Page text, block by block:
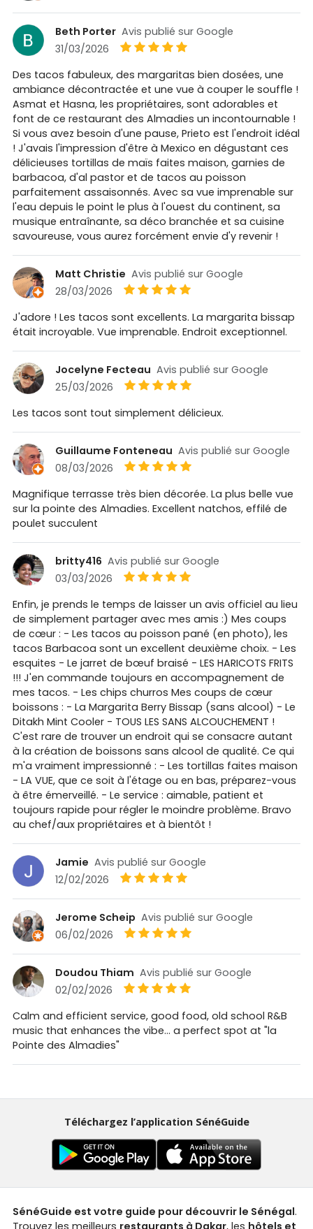
Beth Porter Avis publié sur Google
31/03/2026
Des tacos fabuleux, des margaritas bien dosées, une
ambiance décontractée et une vue à couper le souffle !
Asmat et Hasna, les propriétaires, sont adorables et
font de ce restaurant des Almadies un incontournable !
Si vous avez besoin d'une pause, Prieto est l'endroit idéal
! J'avais l'impression d'être à Mexico en dégustant ces
délicieuses tortillas de maïs faites maison, garnies de
barbacoa, d'al pastor et de tacos au poisson
parfaitement assaisonnés. Avec sa vue imprenable sur
l'eau depuis le point le plus à l'ouest du continent, sa
musique entraînante, sa déco branchée et sa cuisine
savoureuse, vous aurez forcément envie d'y revenir !
Matt Christie Avis publié sur Google
28/03/2026
J'adore ! Les tacos sont excellents. La margarita bissap
était incroyable. Vue imprenable. Endroit exceptionnel.
Jocelyne Fecteau Avis publié sur Google
25/03/2026
Les tacos sont tout simplement délicieux.
Guillaume Fonteneau Avis publié sur Google
08/03/2026
Magnifique terrasse très bien décorée. La plus belle vue
sur la pointe des Almadies. Excellent natchos, effilé de
poulet succulent
britty416 Avis publié sur Google
03/03/2026
Enfin, je prends le temps de laisser un avis officiel au lieu
de simplement partager avec mes amis :) Mes coups
de cœur : - Les tacos au poisson pané (en photo), les
tacos Barbacoa sont un excellent deuxième choix. - Les
esquites - Le jarret de bœuf braisé - LES HARICOTS FRITS
!!! J'en commande toujours en accompagnement de
mes tacos. - Les chips churros Mes coups de cœur
boissons : - La Margarita Berry Bissap (sans alcool) - Le
Ditakh Mint Cooler - TOUS LES SANS ALCOUCHEMENT !
C'est rare de trouver un endroit qui se consacre autant
à la création de boissons sans alcool de qualité. Ce qui
m'a vraiment impressionné : - Les tortillas faites maison
- LA VUE, que ce soit à l'étage ou en bas, préparez-vous
à être émerveillé. - Le service : aimable, patient et
toujours rapide pour régler le moindre problème. Bravo
au chef/aux propriétaires et à bientôt !
Jamie Avis publié sur Google
12/02/2026
Jerome Scheip Avis publié sur Google
06/02/2026
Doudou Thiam Avis publié sur Google
02/02/2026
Calm and efficient service, good food, old school R&B
music that enhances the vibe... a perfect spot at "la
Pointe des Almadies"
Téléchargez l’application SénéGuide
SénéGuide est votre guide pour découvrir le Sénégal.
Trouvez les meilleurs restaurants à Dakar, les hôtels et